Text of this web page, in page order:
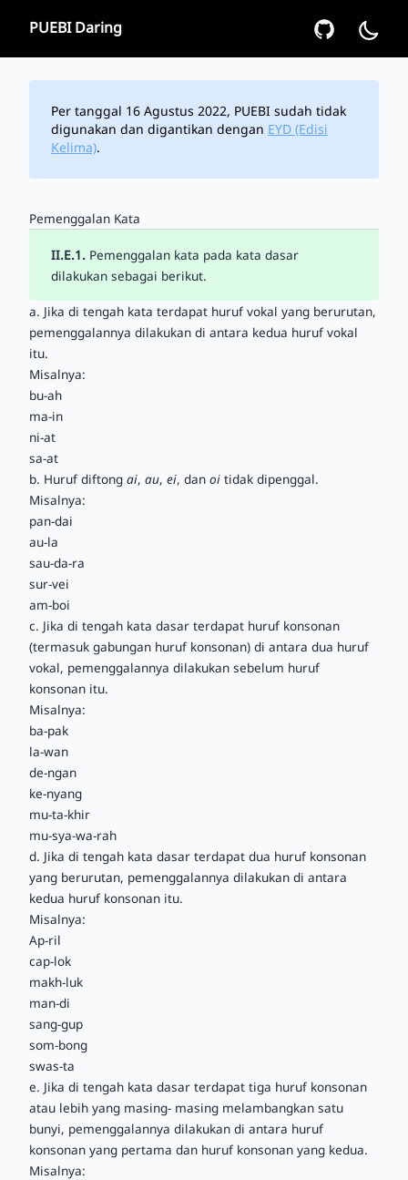
PUEBI Daring
Per tanggal 16 Agustus 2022, PUEBI sudah tidak
digunakan dan digantikan dengan EYD (Edisi
Kelima).
Pemenggalan Kata
II.E.1. Pemenggalan kata pada kata dasar
dilakukan sebagai berikut.
a. Jika di tengah kata terdapat huruf vokal yang berurutan,
pemenggalannya dilakukan di antara kedua huruf vokal
itu.
Misalnya:
bu-ah
ma-in
ni-at
sa-at
b. Huruf diftong ai, au, ei, dan oi tidak dipenggal.
Misalnya:
pan-dai
au-la
sau-da-ra
sur-vei
am-boi
c. Jika di tengah kata dasar terdapat huruf konsonan
(termasuk gabungan huruf konsonan) di antara dua huruf
vokal, pemenggalannya dilakukan sebelum huruf
konsonan itu.
Misalnya:
ba-pak
la-wan
de-ngan
ke-nyang
mu-ta-khir
mu-sya-wa-rah
d. Jika di tengah kata dasar terdapat dua huruf konsonan
yang berurutan, pemenggalannya dilakukan di antara
kedua huruf konsonan itu.
Misalnya:
Ap-ril
cap-lok
makh-luk
man-di
sang-gup
som-bong
swas-ta
e. Jika di tengah kata dasar terdapat tiga huruf konsonan
atau lebih yang masing- masing melambangkan satu
bunyi, pemenggalannya dilakukan di antara huruf
konsonan yang pertama dan huruf konsonan yang kedua.
Misalnya: